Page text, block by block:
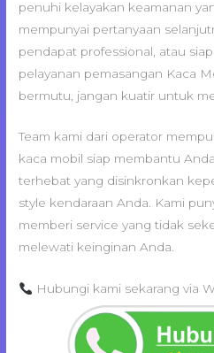
penuhi kelayakan keamanan
mempunyai pertanyaan
pendapat professional, atau
pelayanan pemasangan Kaca
bermutu, jangan kuatir untuk
Team kami dari operator
kaca mobil siap membantu
terhebat yang disinkronkan
style kendaraan Anda. Kami
memberi service yang tidak
melewati keinginan Anda.
Hubungi kami sekarang via